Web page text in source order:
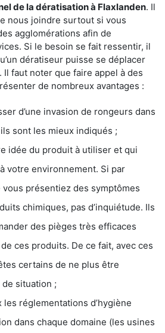
de la dératisation à Flaxlanden. Il
nous joindre surtout si vous
agglomérations afin de
Si le besoin se fait ressentir, il
dératiseur puisse se déplacer
Il faut noter que faire appel à des
de nombreux avantages :
d’une invasion de rongeurs dans
sont les mieux indiqués ;
idée du produit à utiliser et qui
votre environnement. Si par
présentiez des symptômes
chimiques, pas d’inquiétude. Ils
des pièges très efficaces
ces produits. De ce fait, avec ces
certains de ne plus être
situation ;
réglementations d’hygiène
dans chaque domaine (les usines